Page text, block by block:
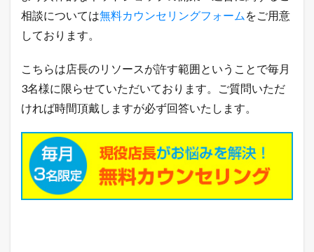
相談については無料カウンセリングフォーム をご用意
しております。
こちらは店長のリソースが許す範囲ということで毎月
3名様に限らせていただいております。ご質問いただ
ければ時間頂戴しますが必ず回答いたします。